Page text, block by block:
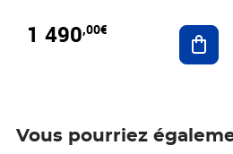
1 490,00€
Vous pourriez